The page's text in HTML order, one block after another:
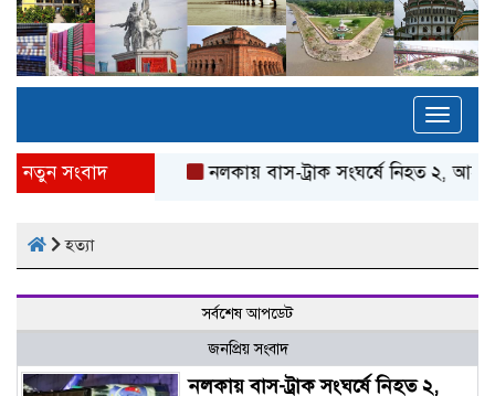
নতুন সংবাদ নলকায় বাস-ট্রাক সংঘর্ষে নিহত ২, আহত
হত্যা
সর্বশেষ আপডেট
জনপ্রিয় সংবাদ
নলকায় বাস-ট্রাক সংঘর্ষে নিহত ২,